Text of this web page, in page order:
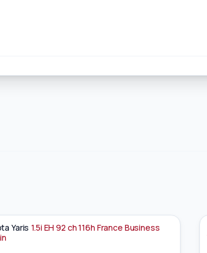
EN PRÉPARATION
Yaris 1.5i EH 92 ch 116h France Business